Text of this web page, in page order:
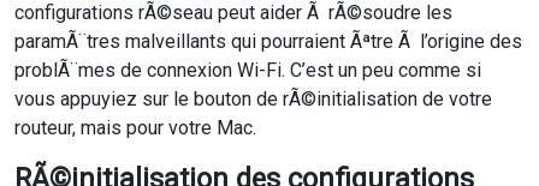
configurations rÃ©seau peut aider Ã rÃ©soudre les
paramÃ¨tres malveillants qui pourraient Ãªtre Ã l’origine des
problÃ¨mes de connexion Wi-Fi. C’est un peu comme si
vous appuyiez sur le bouton de rÃ©initialisation de votre
routeur, mais pour votre Mac.
RÃ©initialisation des configurations